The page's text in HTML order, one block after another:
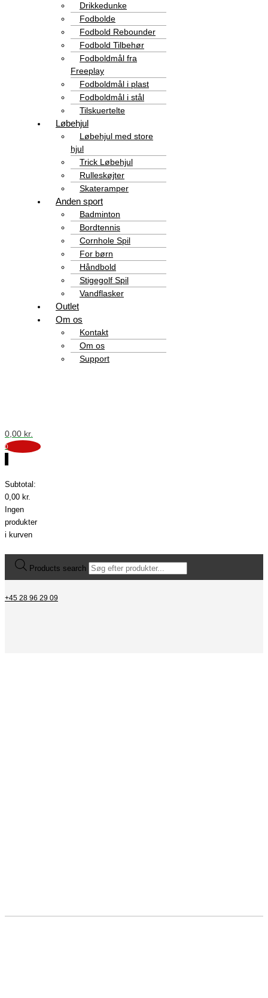
Drikkedunke
Fodbolde
Fodbold Rebounder
Fodbold Tilbehør
Fodboldmål fra
Freeplay
Fodboldmål i plast
Fodboldmål i stål
Tilskuertelte
Løbehjul
Løbehjul med store
hjul
Trick Løbehjul
Rulleskøjter
Skateramper
Anden sport
Badminton
Bordtennis
Cornhole Spil
For børn
Håndbold
Stigegolf Spil
Vandflasker
Outlet
Om os
Kontakt
Om os
Support
0,00 kr.
0
Subtotal:
0,00 kr.
Ingen
produkter
i kurven
Products search
+45 28 96 29 09